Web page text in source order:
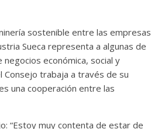
sostenible entre las empresas
Sueca representa a algunas de
económica, social y
Consejo trabaja a través de su
una cooperación entre las
“Estoy muy contenta de estar de